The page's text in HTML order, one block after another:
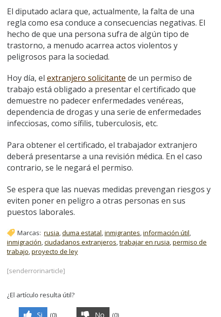
El diputado aclara que, actualmente, la falta de una
regla como esa conduce a consecuencias negativas. El
hecho de que una persona sufra de algún tipo de
trastorno, a menudo acarrea actos violentos y
peligrosos para la sociedad.
Hoy día, el extranjero solicitante de un permiso de
trabajo está obligado a presentar el certificado que
demuestre no padecer enfermedades venéreas,
dependencia de drogas y una serie de enfermedades
infecciosas, como sífilis, tuberculosis, etc.
Para obtener el certificado, el trabajador extranjero
deberá presentarse a una revisión médica. En el caso
contrario, se le negará el permiso.
Se espera que las nuevas medidas prevengan riesgos y
eviten poner en peligro a otras personas en sus
puestos laborales.
Marcas: rusia,duma estatal,inmigrantes,información útil,
inmigración,ciudadanos extranjeros,trabajar en rusia,permiso de
trabajo,proyecto de ley
[senderrorinarticle]
¿El artículo resulta útil?
Si (0) No (0)